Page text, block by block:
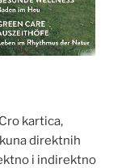
kartica,
direktnih
i indirektno